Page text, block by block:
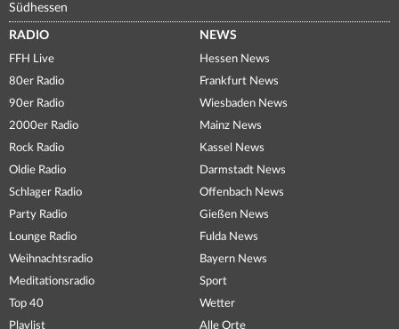
Südhessen
RADIO
FFH Live
80er Radio
90er Radio
2000er Radio
Rock Radio
Oldie Radio
Schlager Radio
Party Radio
Lounge Radio
Weihnachtsradio
Meditationsradio
Top 40
Playlist
NEWS
Hessen News
Frankfurt News
Wiesbaden News
Mainz News
Kassel News
Darmstadt News
Offenbach News
Gießen News
Fulda News
Bayern News
Sport
Wetter
Alle Orte